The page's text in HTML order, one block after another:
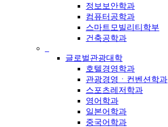
정보보안학과
컴퓨터공학과
스마트모빌리티학부
건축공학과
글로벌관광대학
호텔경영학과
관광경영ㆍ컨벤션학과
스포츠레저학과
영어학과
일본어학과
중국어학과